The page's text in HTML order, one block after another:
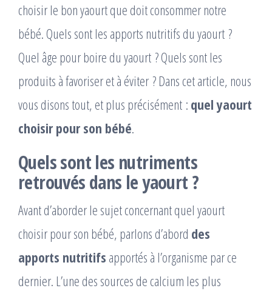
choisir le bon yaourt que doit consommer notre
bébé. Quels sont les apports nutritifs du yaourt ?
Quel âge pour boire du yaourt ? Quels sont les
produits à favoriser et à éviter ? Dans cet article, nous
vous disons tout, et plus précisément : quel yaourt
choisir pour son bébé.
Quels sont les nutriments
retrouvés dans le yaourt ?
Avant d’aborder le sujet concernant quel yaourt
choisir pour son bébé, parlons d’abord des
apports nutritifs apportés à l’organisme par ce
dernier. L’une des sources de calcium les plus